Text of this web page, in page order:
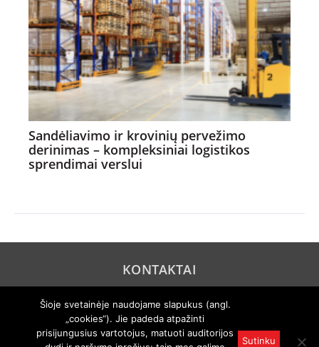
Sandėliavimo ir krovinių pervežimo
derinimas – kompleksiniai logistikos
sprendimai verslui
KONTAKTAI
PRIVATUMO POLITIKA
Šioje svetainėje naudojame slapukus (angl.
„cookies“). Jie padeda atpažinti
prisijungusius vartotojus, matuoti auditorijos
Sutinku